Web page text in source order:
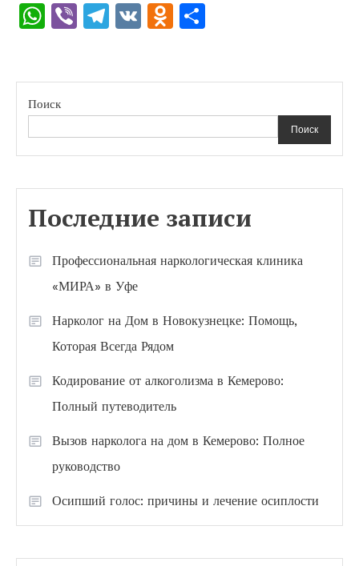
WhatsApp
ViberTelegram
VK Odnoklassniki
Поиск
Поиск
Последние записи
Профессиональная наркологическая клиника
«МИРА» в Уфе
Нарколог на Дом в Новокузнецке: Помощь,
Которая Всегда Рядом
Кодирование от алкоголизма в Кемерово:
Полный путеводитель
Вызов нарколога на дом в Кемерово: Полное
руководство
Осипший голос: причины и лечение осиплости